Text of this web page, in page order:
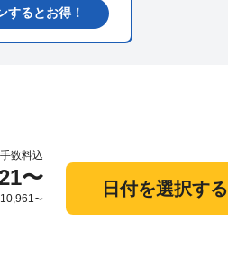
するとお得！
数料込
〜
10,961〜
日付を選択する